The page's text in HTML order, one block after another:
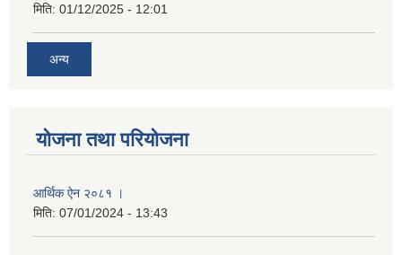
मिति: 01/12/2025 - 12:01
अन्य
योजना तथा परियोजना
आर्थिक ऐन २०८१ ।
मिति: 07/01/2024 - 13:43